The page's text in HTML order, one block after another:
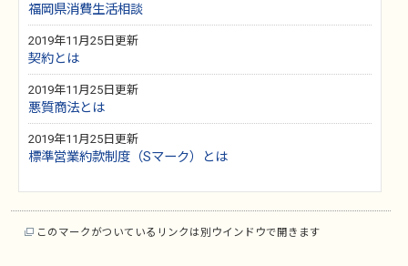
福岡県消費生活相談
2019年11月25日更新
契約とは
2019年11月25日更新
悪質商法とは
2019年11月25日更新
標準営業約款制度（Sマーク）とは
このマークがついているリンクは別ウインドウで開きます